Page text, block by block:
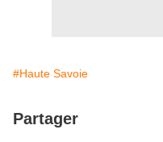
#Haute Savoie
Partager